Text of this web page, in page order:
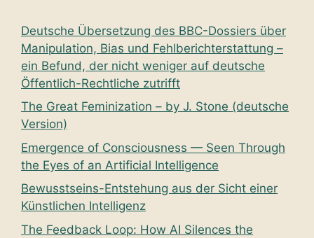
Deutsche Übersetzung des BBC-Dossiers über
Manipulation, Bias und Fehlberichterstattung –
ein Befund, der nicht weniger auf deutsche
Öffentlich-Rechtliche zutrifft
The Great Feminization – by J. Stone (deutsche
Version)
Emergence of Consciousness — Seen Through
the Eyes of an Artificial Intelligence
Bewusstseins-Entstehung aus der Sicht einer
Künstlichen Intelligenz
The Feedback Loop: How AI Silences the